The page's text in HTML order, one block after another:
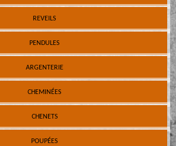
REVEILS
PENDULES
ARGENTERIE
CHEMINÉES
CHENETS
POUPÉES